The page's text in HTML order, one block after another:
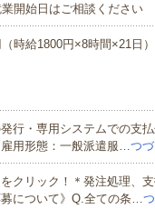
開始日はご相談ください
時給1800円×8時間×21日
行・専用システムでの支
用形態：一般派遣服…つ
クリック！＊発注処理、
について》Q.全ての条…